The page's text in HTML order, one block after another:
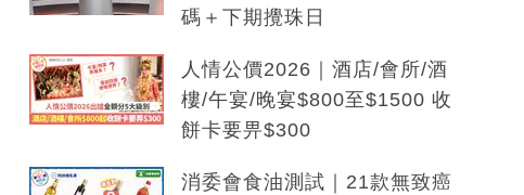
碼＋下期攪珠日
人情公價2026｜酒店/會所/酒
樓/午宴/晚宴$800至$1500 收
餅卡要畀$300
消委會食油測試｜21款無致癌